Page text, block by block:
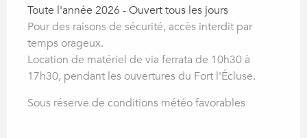
Toute l'année 2026 - Ouvert tous les jours
Pour des raisons de sécurité, accès interdit par
temps orageux.
Location de matériel de via ferrata de 10h30 à
17h30, pendant les ouvertures du Fort l'Écluse.
Sous réserve de conditions météo favorables